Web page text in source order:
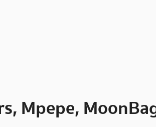
Mpepe,